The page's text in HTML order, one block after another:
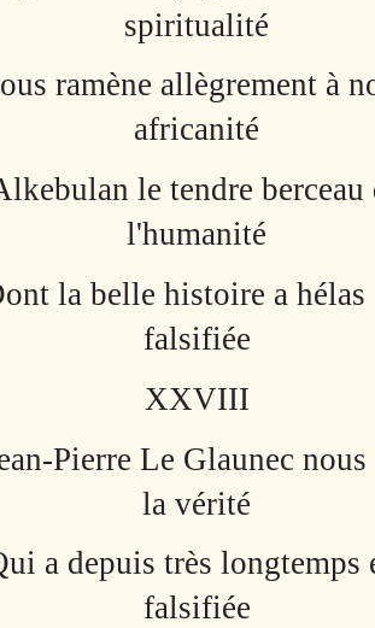
spiritualité
ramène allègrement à
africanité
le tendre berceau
l'humanité
la belle histoire a hélas
falsifiée
XXVIII
Pierre Le Glaunec
la vérité
a depuis très longtemps
falsifiée